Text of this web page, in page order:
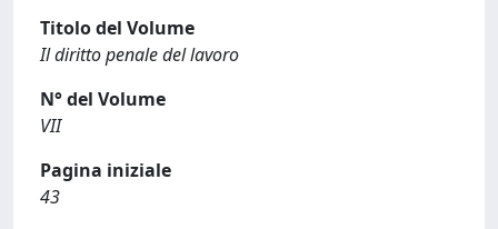
Titolo del Volume
Il diritto penale del lavoro
N° del Volume
VII
Pagina iniziale
43